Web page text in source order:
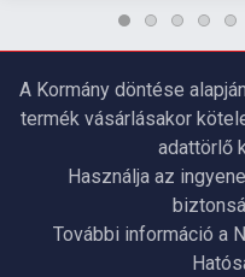
A Kormány döntése
termék vásárlásakor
adattörlő
Használja az
További információ a